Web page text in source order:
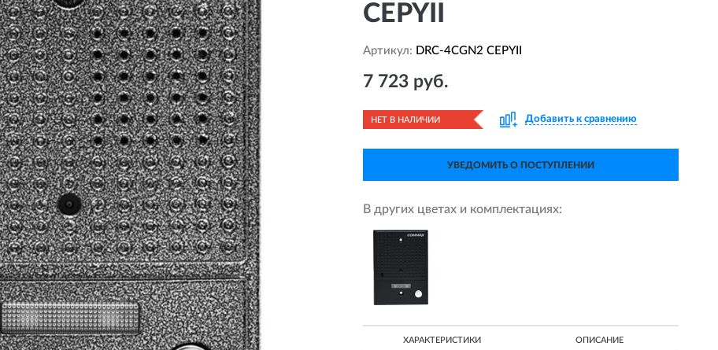
CEPYII
Артикул: DRC-4CGN2 CEPYII
7 723 руб.
НЕТ В НАЛИЧИИ Добавить к сравнению
УВЕДОМИТЬ О ПОСТУПЛЕНИИ
В других цветах и комплектациях:
ХАРАКТЕРИСТИКИ ОПИСАНИЕ